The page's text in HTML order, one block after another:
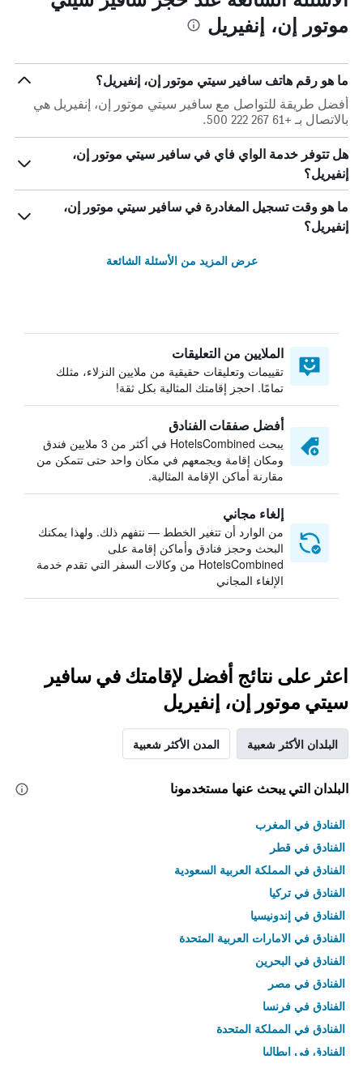
موتور إن، إنفيريل
ما هو رقم هاتف سافير سيتي موتور إن، إنفيريل؟
أفضل طريقة للتواصل مع سافير سيتي موتور إن، إنفيريل هي
بالاتصال بـ +61 267 222 500.
هل تتوفر خدمة الواي فاي في سافير سيتي موتور إن،
إنفيريل؟
ما هو وقت تسجيل المغادرة في سافير سيتي موتور إن،
إنفيريل؟
عرض المزيد من الأسئلة الشائعة
الملايين من التعليقات
تقييمات وتعليقات حقيقية من ملايين النزلاء، مثلك
تمامًا. احجز إقامتك المثالية بكل ثقة!
أفضل صفقات الفنادق
يبحث HotelsCombined في أكثر من 3 ملايين فندق
ومكان إقامة ويجمعهم في مكان واحد حتى تتمكن من
مقارنة أماكن الإقامة المثالية.
إلغاء مجاني
من الوارد أن تتغير الخطط — نتفهم ذلك. ولهذا يمكنك
البحث وحجز فنادق وأماكن إقامة على
HotelsCombined من وكالات السفر التي تقدم خدمة
الإلغاء المجاني
اعثر على نتائج أفضل لإقامتك في سافير
سيتي موتور إن، إنفيريل
البلدان الأكثر شعبية المدن الأكثر شعبية
البلدان التي يبحث عنها مستخدمونا
الفنادق في المغرب
الفنادق في قطر
الفنادق في المملكة العربية السعودية
الفنادق في تركيا
الفنادق في إندونيسيا
الفنادق في الامارات العربية المتحدة
الفنادق في البحرين
الفنادق في مصر
الفنادق في فرنسا
الفنادق في المملكة المتحدة
الفنادق في إيطاليا